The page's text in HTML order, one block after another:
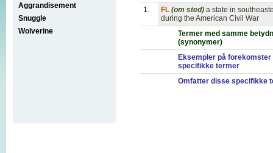
Aggrandisement
Snuggle
Wolverine
1. FL (om sted) a state in
during the American Civil War
Termer med samme
(synonymer)
Eksempler på forekomster
specifikke termer
Omfatter disse specifikke